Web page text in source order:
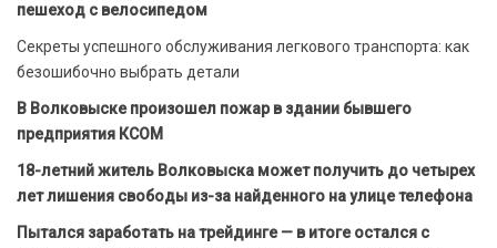
пешеход с велосипедом
Секреты успешного обслуживания легкового транспорта: как
безошибочно выбрать детали
В Волковыске произошел пожар в здании бывшего
предприятия КСОМ
18-летний житель Волковыска может получить до четырех
лет лишения свободы из-за найденного на улице телефона
Пытался заработать на трейдинге — в итоге остался с